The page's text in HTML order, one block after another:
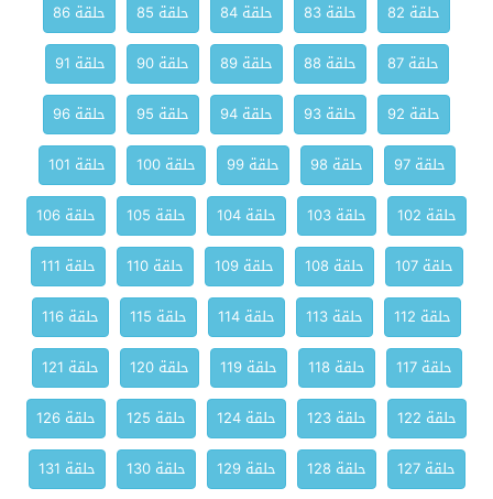
حلقة 82
حلقة 83 حلقة 84 حلقة 85
حلقة 86
حلقة 87
حلقة 88 حلقة 89 حلقة 90
حلقة 91
حلقة 92
حلقة 93 حلقة 94 حلقة 95
حلقة 96
حلقة 97
حلقة 98 حلقة 99 حلقة 100
حلقة 101
حلقة 102
حلقة 103 حلقة 104 حلقة 105
حلقة 106
حلقة 107
حلقة 108 حلقة 109 حلقة 110
حلقة 111
حلقة 112
حلقة 113 حلقة 114 حلقة 115
حلقة 116
حلقة 117
حلقة 118 حلقة 119 حلقة 120
حلقة 121
حلقة 122
حلقة 123 حلقة 124 حلقة 125
حلقة 126
حلقة 127
حلقة 128 حلقة 129 حلقة 130 حلقة 131